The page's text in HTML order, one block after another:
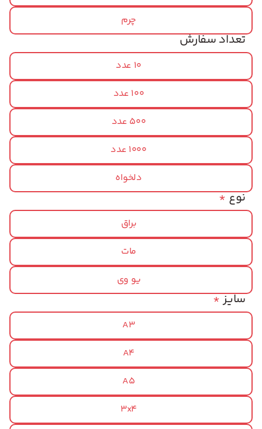
چرم
تعداد سفارش
10 عدد
100 عدد
500 عدد
1000 عدد
دلخواه
*نوع
براق
مات
یو وی
*سایز
A3
A4
A5
3x4